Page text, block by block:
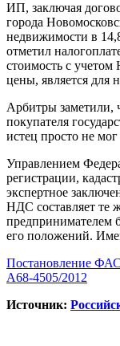
ИП, заключая
города
недвижимости в
отметил
стоимость с
цены, является для
Арбитры заметили,
покупателя
истец просто не
Управлением
регистрации,
экспертное
НДС составляет те
предпринимателем
его положений.
Постановление
А68-4505/2012
Источник: